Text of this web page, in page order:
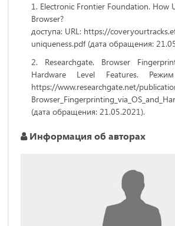
Electronic Frontier Foundation. How
доступа: URL: https://
uniqueness.pdf (дата обращения:
Researchgate. Browser
Hardware Level Features.
https://www.researchgate.net/
(дата обращения: 21.05.2021).
Информация об авторах